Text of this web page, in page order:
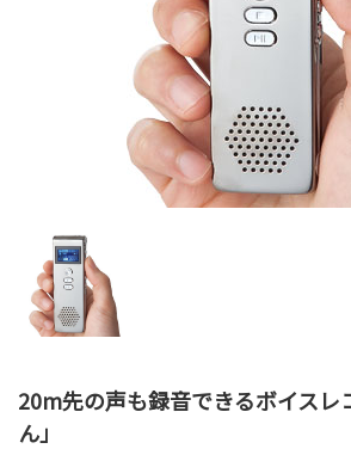
20m先の声も録音できるボイスレ
ん」